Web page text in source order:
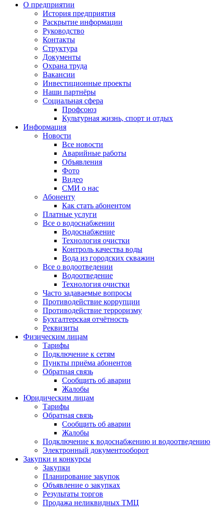
О предприятии
История предприятия
Раскрытие информации
Руководство
Контакты
Структура
Документы
Охрана труда
Вакансии
Инвестиционные проекты
Наши партнёры
Социальная сфера
Профсоюз
Культурная жизнь, спорт и отдых
Информация
Новости
Все новости
Аварийные работы
Объявления
Фото
Видео
СМИ о нас
Абоненту
Как стать абонентом
Платные услуги
Все о водоснабжении
Водоснабжение
Технология очистки
Контроль качества воды
Вода из городских скважин
Все о водоотведении
Водоотведение
Технология очистки
Часто задаваемые вопросы
Противодействие коррупции
Противодействие терроризму
Бухгалтерская отчётность
Реквизиты
Физическим лицам
Тарифы
Подключение к сетям
Пункты приёма абонентов
Обратная связь
Сообщить об аварии
Жалобы
Юридическим лицам
Тарифы
Обратная связь
Сообщить об аварии
Жалобы
Подключение к водоснабжению и водоотведению
Электронный документооборот
Закупки и конкурсы
Закупки
Планирование закупок
Объявление о закупках
Результаты торгов
Продажа неликвидных ТМЦ